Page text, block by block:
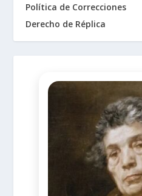
Política de Correcciones
Derecho de Réplica